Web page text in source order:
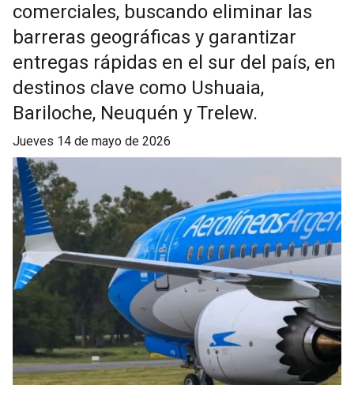
comerciales, buscando eliminar las
barreras geográficas y garantizar
entregas rápidas en el sur del país, en
destinos clave como Ushuaia,
Bariloche, Neuquén y Trelew.
jueves 14 de mayo de 2026